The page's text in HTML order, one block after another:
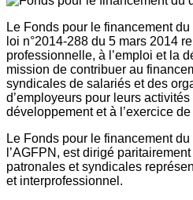
Le Fonds pour le financement
loi n°2014-288 du 5 mars 2014
professionnelle, à l’emploi et la
mission de contribuer au
syndicales de salariés et des
d’employeurs pour leurs
développement et à l’exercice
Le Fonds pour le financement
l’AGFPN, est dirigé
patronales et syndicales
et interprofessionnel.